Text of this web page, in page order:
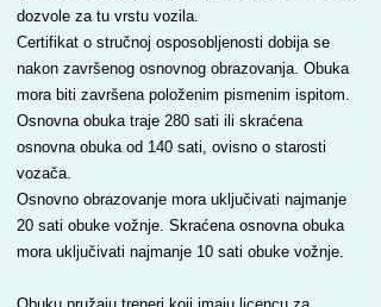
dozvole za tu vrstu vozila.
Certifikat o stručnoj osposobljenosti dobija se
nakon završenog osnovnog obrazovanja. Obuka
mora biti završena položenim pismenim ispitom.
Osnovna obuka traje 280 sati ili skraćena
osnovna obuka od 140 sati, ovisno o starosti
vozača.
Osnovno obrazovanje mora uključivati najmanje
20 sati obuke vožnje. Skraćena osnovna obuka
mora uključivati najmanje 10 sati obuke vožnje.